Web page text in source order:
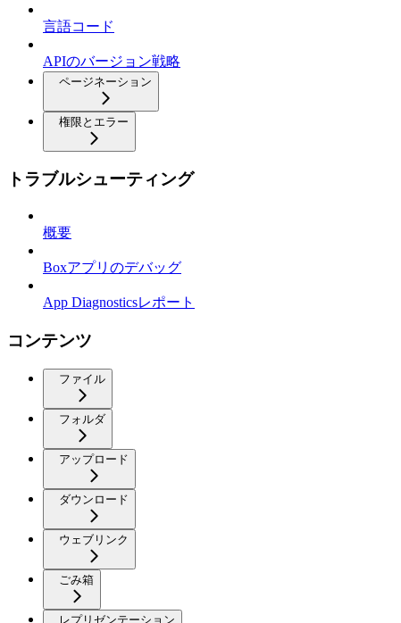
言語コード
APIのバージョン戦略
ページネーション
権限とエラー
トラブルシューティング
概要
Boxアプリのデバッグ
App Diagnosticsレポート
コンテンツ
ファイル
フォルダ
アップロード
ダウンロード
ウェブリンク
ごみ箱
レプリゼンテーション